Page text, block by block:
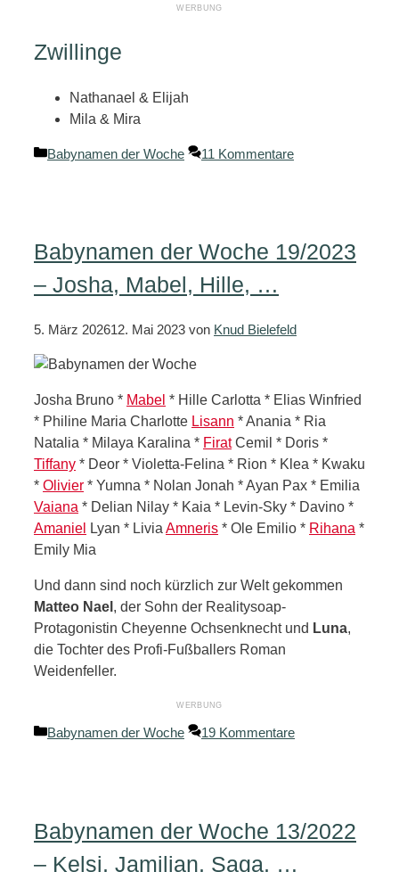
Zwillinge
Nathanael & Elijah
Mila & Mira
Kategorien
Babynamen der Woche 11 Kommentare
Babynamen der Woche 19/2023
– Josha, Mabel, Hille, …
5. März 202612. Mai 2023 von Knud Bielefeld
Josha Bruno * Mabel * Hille Carlotta * Elias Winfried
* Philine Maria Charlotte Lisann * Anania * Ria
Natalia * Milaya Karalina * FiratCemil * Doris *
Tiffany * Deor * Violetta-Felina * Rion * Klea * Kwaku
* Olivier * Yumna * Nolan Jonah * Ayan Pax * Emilia
Vaiana * Delian Nilay * Kaia * Levin-Sky * Davino *
Amaniel
Lyan * Livia Amneris * Ole Emilio * Rihana *
Emily Mia
Und dann sind noch kürzlich zur Welt gekommen
Matteo Nael , der Sohn der Realitysoap-
Protagonistin Cheyenne Ochsenknecht und Luna,
die Tochter des Profi-Fußballers Roman
Weidenfeller.
Kategorien
Babynamen der Woche 19 Kommentare
Babynamen der Woche 13/2022
– Kelsi, Jamilian, Saga, …